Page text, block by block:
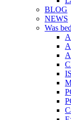
BLOG
NEWS
Was